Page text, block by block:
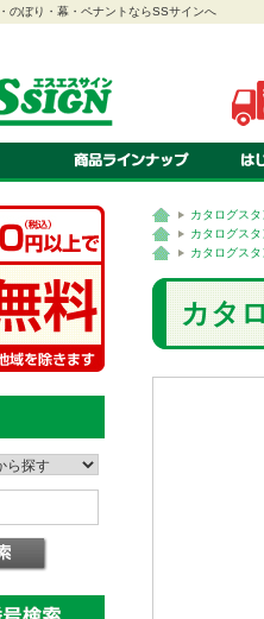
のぼり・幕・ペナントならSSサインへ
のぼり
幕
ペナント
連続旗・オープン幕
紅白幕
スクリーン看板
A型看板
スタンド看板
ステッカー
看板
吸盤付きカードケース
LEDパネル
ロールスクリーン
車検証ホルダー
はっぴ・腕章
テント
カタログスタンド
オリ
オリ
オリ
オリ
カタログスタ
カタログスタ
カタログスタ
カタ